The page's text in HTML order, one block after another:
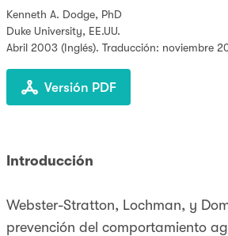
Kenneth A. Dodge, PhD
Duke University, EE.UU.
Abril 2003 (Inglés). Traducción: noviembre
Versión PDF
Introducción
Webster-Stratton, Lochman, y
prevención del comportamiento